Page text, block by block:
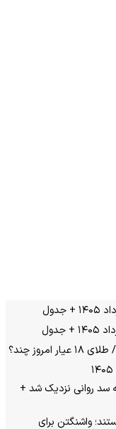
مردادماه ۱۴۰۵/ طلا به سد روانی نزدیک شد +
واشنگتن برای